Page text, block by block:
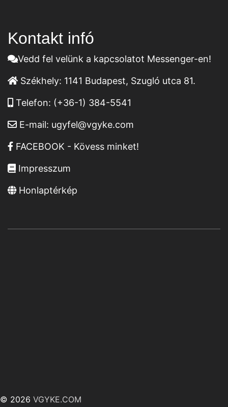
Kontakt infó
Vedd fel velünk a kapcsolatot Messenger-en!
Székhely: 1141 Budapest, Szugló utca 81.
Telefon: (+36-1) 384-5541
E-mail: ugyfel@vgyke.com
FACEBOOK - Kövess minket!
Impresszum
Honlaptérkép
© 2026 VGYKE.COM